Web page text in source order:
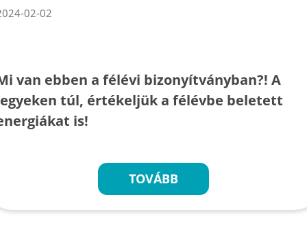
02-02
van ebben a félévi bizonyítványban?! A
túl, értékeljük a félévbe beletett
is!
TOVÁBB